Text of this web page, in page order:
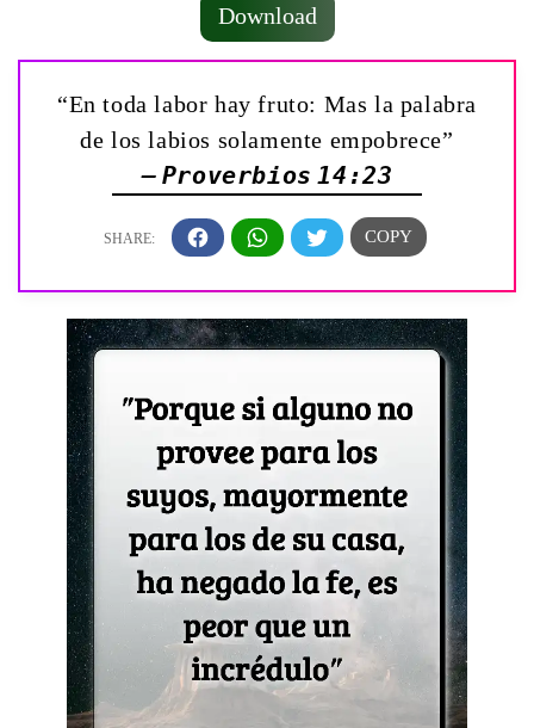
Download
“En toda labor hay fruto: Mas la palabra
de los labios solamente empobrece”
— Proverbios 14:23